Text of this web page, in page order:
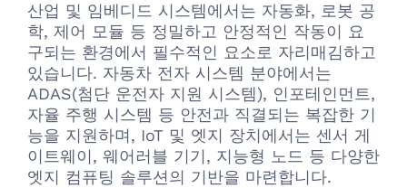
산업 및 임베디드 시스템에서는 자동화, 로봇 공
학, 제어 모듈 등 정밀하고 안정적인 작동이 요
구되는 환경에서 필수적인 요소로 자리매김하고
있습니다. 자동차 전자 시스템 분야에서는
ADAS(첨단 운전자 지원 시스템), 인포테인먼트,
자율 주행 시스템 등 안전과 직결되는 복잡한 기
능을 지원하며, IoT 및 엣지 장치에서는 센서 게
이트웨이, 웨어러블 기기, 지능형 노드 등 다양한
엣지 컴퓨팅 솔루션의 기반을 마련합니다.